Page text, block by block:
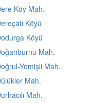
Köy Mah.
Köyü
Köyü
Mah.
Yemişli Mah.
Mah.
Mah.